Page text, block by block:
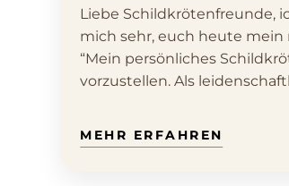
Liebe Schildkrötenfreunde,
mich sehr, euch heute mein
“Mein persönliches
vorzustellen. Als